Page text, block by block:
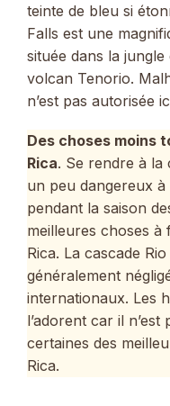
teinte de bleu si
Falls est une
située dans la
volcan Tenorio.
n’est pas autorisée
Des choses moins
Rica. Se rendre à la
un peu dangereux
pendant la saison
meilleures choses à
Rica. La cascade
généralement
internationaux. Les
l’adorent car il
certaines des
Rica.